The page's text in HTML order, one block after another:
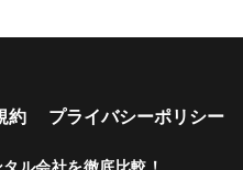
約 プライバシーポリシー
ル会社を徹底比較！